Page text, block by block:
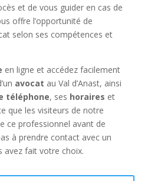
et de vous guider en cas de
offre l’opportunité de
selon ses compétences et
en ligne et accédez facilement
avocat au Val d’Anast, ainsi
téléphone, ses horaires et
que les visiteurs de notre
ce professionnel avant de
à prendre contact avec un
avez fait votre choix.